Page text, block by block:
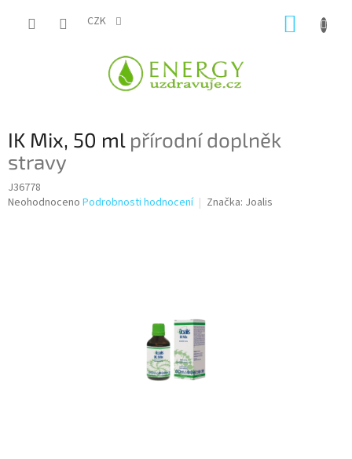
CZK
IK Mix, 50 ml přírodní doplněk
stravy
J36778
Průměrné
Neohodnoceno Podrobnosti hodnocení Značka: Joalis